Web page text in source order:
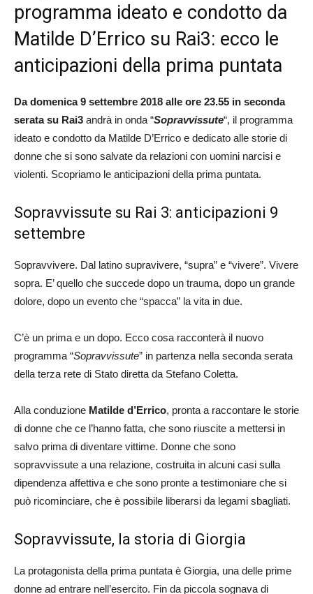
programma ideato e condotto da
Matilde D’Errico su Rai3: ecco le
anticipazioni della prima puntata
Da domenica 9 settembre 2018 alle ore 23.55 in seconda
serata su Rai3 andrà in onda “Sopravvissute“, il programma
ideato e condotto da Matilde D’Errico e dedicato alle storie di
donne che si sono salvate da relazioni con uomini narcisi e
violenti. Scopriamo le anticipazioni della prima puntata.
Sopravvissute su Rai 3: anticipazioni 9
settembre
Sopravvivere. Dal latino supravivere, “supra” e “vivere”. Vivere
sopra. E’ quello che succede dopo un trauma, dopo un grande
dolore, dopo un evento che “spacca” la vita in due.
C’è un prima e un dopo. Ecco cosa racconterà il nuovo
programma “Sopravvissute” in partenza nella seconda serata
della terza rete di Stato diretta da Stefano Coletta.
Alla conduzione Matilde d’Errico, pronta a raccontare le storie
di donne che ce l’hanno fatta, che sono riuscite a mettersi in
salvo prima di diventare vittime. Donne che sono
sopravvissute a una relazione, costruita in alcuni casi sulla
dipendenza affettiva e che sono pronte a testimoniare che si
può ricominciare, che è possibile liberarsi da legami sbagliati.
Sopravvissute, la storia di Giorgia
La protagonista della prima puntata è Giorgia, una delle prime
donne ad entrare nell’esercito. Fin da piccola sognava di